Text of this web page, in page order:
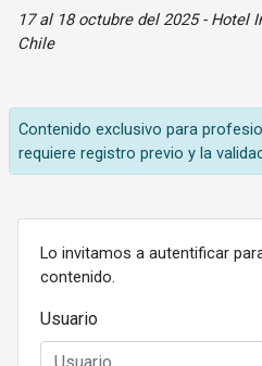
17 al 18 octubre del 2025 - Hotel
Chile
Contenido exclusivo para
requiere registro previo y la
Lo invitamos a autentificar
contenido.
Usuario